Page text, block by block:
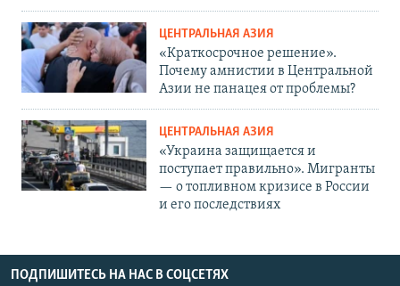
ЦЕНТРАЛЬНАЯ АЗИЯ
«Краткосрочное решение».
Почему амнистии в Центральной
Азии не панацея от проблемы?
ЦЕНТРАЛЬНАЯ АЗИЯ
«Украина защищается и
поступает правильно». Мигранты
— о топливном кризисе в России
и его последствиях
ПОДПИШИТЕСЬ НА НАС В СОЦСЕТЯХ